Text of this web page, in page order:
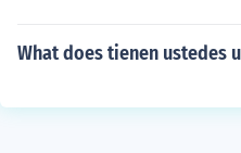
What does tienen ustedes